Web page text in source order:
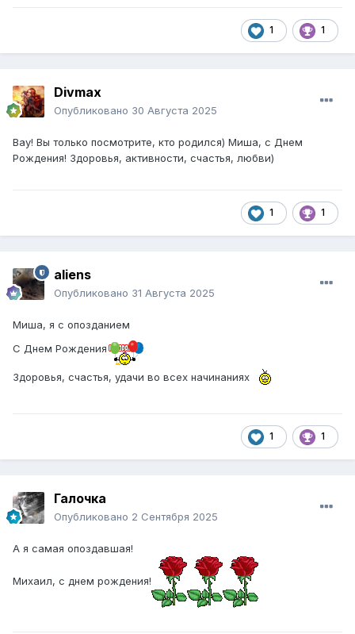
1 1
Divmax
Опубликовано 30 Августа 2025
Вау! Вы только посмотрите, кто родился) Миша, с Днем
Рождения! Здоровья, активности, счастья, любви)
1 1
aliens
Опубликовано 31 Августа 2025
Миша, я с опозданием
С Днем Рождения
Здоровья, счастья, удачи во всех начинаниях
1 1
Галочка
Опубликовано 2 Сентября 2025
А я самая опоздавшая!
Михаил, с днем рождения!